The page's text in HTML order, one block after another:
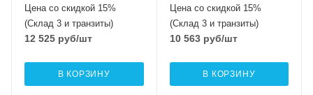
Цена со скидкой 15%
(Склад 3 и транзиты)
12 525 руб/шт
В КОРЗИНУ
Цена со скидкой 15%
(Склад 3 и транзиты)
10 563руб/шт
В КОРЗИНУ